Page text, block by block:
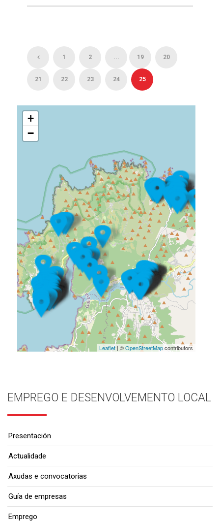
1 2 ... 19 20
21 22 23 24 25
+
−
Leaflet| ©OpenStreetMapcontributors
EMPREGO E DESENVOLVEMENTO LOCAL
Presentación
Actualidade
Axudas e convocatorias
Guía de empresas
Emprego